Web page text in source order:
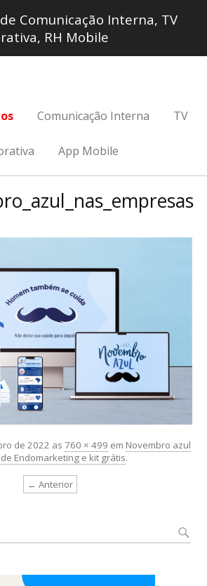
Comunicação Interna, TV
RH Mobile
Comunicação Interna TV
App Mobile
de 2022 as 760 × 499 em Novembro azul
Endomarketing e kit grátis.
← Anterior